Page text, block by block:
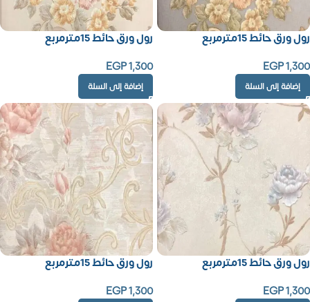
رول ورق حائط 15مترمربع
EGP1,300
إضافة إلى السلة
رول ورق حائط 15مترمربع
EGP1,300
إضافة إلى السلة
رول ورق حائط 15مترمربع
EGP1,300
رول ورق حائط 15مترمربع
EGP1,300